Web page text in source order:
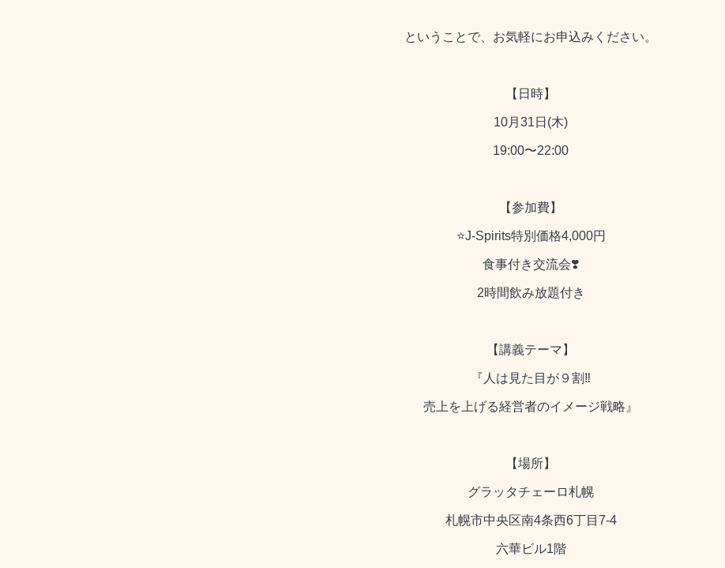
ということで、お気軽にお申込みください。
【日時】
10月31日(木)
19:00〜22:00
【参加費】
⭐️J-Spirits特別価格4,000円
食事付き交流会❣️
2時間飲み放題付き
【講義テーマ】
『人は見た目が９割‼️
売上を上げる経営者のイメージ戦略』
【場所】
グラッタチェーロ札幌
札幌市中央区南4条西6丁目7-4
六華ビル1階